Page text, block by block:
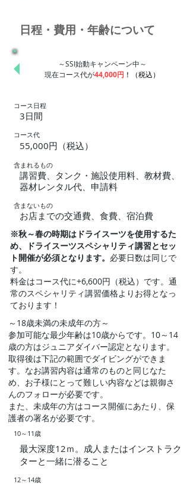
​日程・費用・年齢について
～SSI始動キャンペーン中～
現在コース代が44,000円 ！（税込）
​コース日程
3日間
​コース代
55,000円（税込）
含まれるもの
講習費、タンク・施設使用料、教材費、
器材レンタル代、申請料
含まないもの
お店までの交通費、食費、宿泊費
※秋～春の時期はドライスーツを使用するた
め、ドライスーツスペシャリティ講習とセッ
ト開催が必須となります。 ​必要日数は同じで
す。
​料金はコース代に+6,600円（税込）です。通
常のスペシャリティ講習価格よりお得となっ
ております！
～18歳未満の未成年の方～
参加可能な最少年齢は10歳からです。10～14
歳の方はジュニアダイバー認定となります。
取得後は下記の範囲でダイビングができま
す。なお講習内容は通常のものと同じなた
め、お子様にとって難しい内容などは親御さ
んのフォローが必要です。
また、未成年の方はコース開催にあたり、保
護者の署名が必要です。
10～11歳
最大深度12ｍ。成人またはインストラク
ターと一緒に潜ること
12～14歳